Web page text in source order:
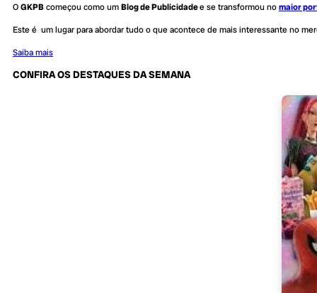
OGKPBcomeçou como umBlog de Publicidadee se transformou nomaior
Este é um lugar para abordar tudo o que acontece de mais interessante no
Saiba mais
CONFIRA OS DESTAQUES DA SEMANA